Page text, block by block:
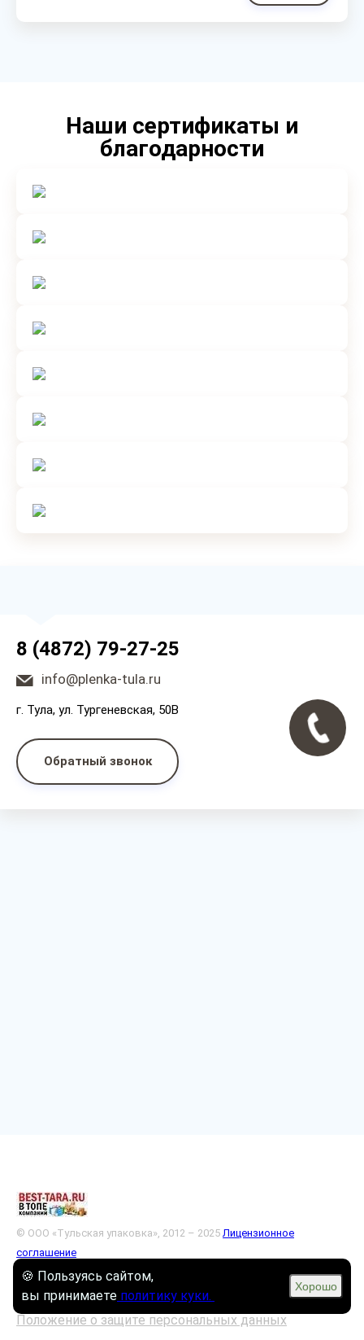
Наши сертификаты и
благодарности
8 (4872) 79-27-25
info@plenka-tula.ru
г. Тула, ул. Тургеневская, 50В
Обратный звонок
© ООО «Тульская упаковка», 2012 – 2025 Лицензионное
соглашение
Согласие на обработку персональных данных
Положение о защите персональных данных
🍪 Пользуясь сайтом,
вы принимаете политику куки.
Хорошо